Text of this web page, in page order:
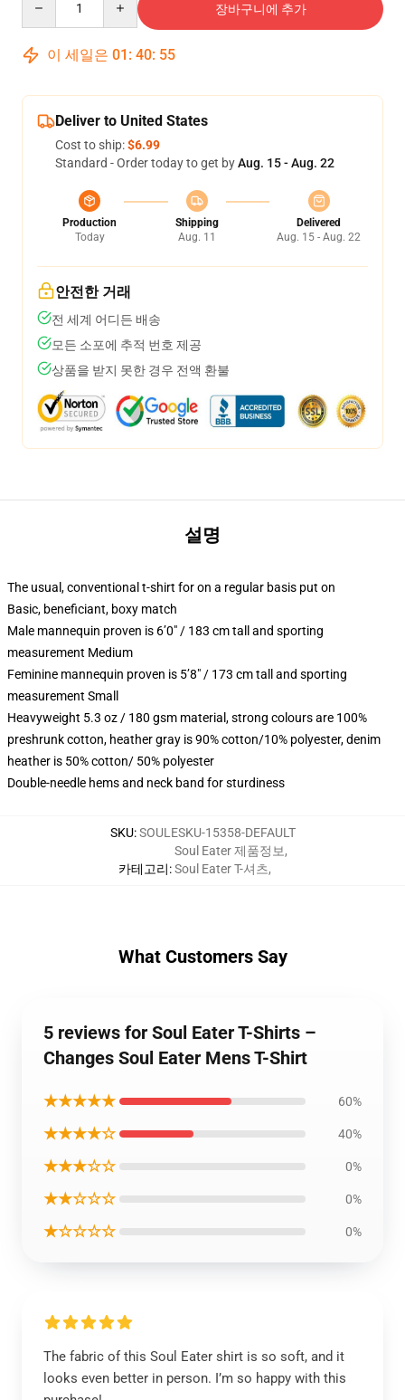
장바구니에 추가
이 세일은 01 : 40: 54
Deliver to United States
Cost to ship:$6.99
Standard - Order today to get byAug. 15 - Aug. 22
Production
Today
Shipping
Aug. 11
Delivered
Aug. 15 - Aug. 22
안전한 거래
전 세계 어디든 배송
모든 소포에 추적 번호 제공
상품을 받지 못한 경우 전액 환불
설명
The usual, conventional t-shirt for on a regular basis put on
Basic, beneficiant, boxy match
Male mannequin proven is 6’0″ / 183 cm tall and sporting
measurement Medium
Feminine mannequin proven is 5’8″ / 173 cm tall and sporting
measurement Small
Heavyweight 5.3 oz / 180 gsm material, strong colours are 100%
preshrunk cotton, heather gray is 90% cotton/10% polyester, denim
heather is 50% cotton/ 50% polyester
Double-needle hems and neck band for sturdiness
SKU:SOULESKU-15358-DEFAULT
카테고리:
Soul Eater 제품정보,
Soul Eater T-셔츠,
What Customers Say
5 reviews for Soul Eater T-Shirts –
Changes Soul Eater Mens T-Shirt
★★★★★ 60%
★★★★☆ 40%
★★★☆☆ 0%
★★☆☆☆ 0%
★☆☆☆☆ 0%
The fabric of this Soul Eater shirt is so soft, and it
looks even better in person. I’m so happy with this